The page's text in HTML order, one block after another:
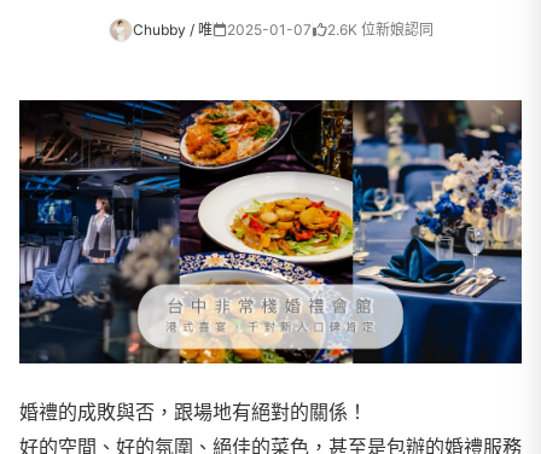
Chubby / 唯 2025-01-07 2.6K 位新娘認同
婚禮的成敗與否，跟場地有絕對的關係！
好的空間、好的氛圍、絕佳的菜色，甚至是包辦的婚禮服務